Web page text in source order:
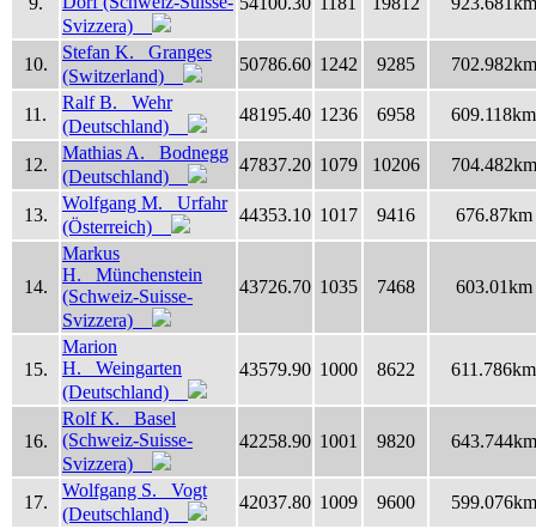
Svizzera)
10.
Stefan K. Granges
(Switzerland)
50786.60 1242 9285 702.982km
11.
Ralf B. Wehr
(Deutschland)
48195.40 1236 6958 609.118km
12.
Mathias A. Bodnegg
(Deutschland)
47837.20 1079 10206 704.482km
13.
Wolfgang M. Urfahr
(Österreich)
44353.10 1017 9416 676.87km
14.
Markus
H. Münchenstein
(Schweiz-Suisse-
Svizzera)
43726.70 1035 7468 603.01km
15.
Marion
H. Weingarten
(Deutschland)
43579.90 1000 8622 611.786km
16.
Rolf K. Basel
(Schweiz-Suisse-
Svizzera)
42258.90 1001 9820 643.744km
17.
Wolfgang S. Vogt
(Deutschland)
42037.80 1009 9600 599.076km